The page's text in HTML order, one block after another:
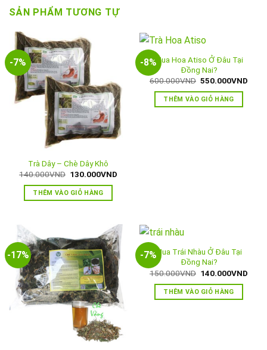
SẢN PHẨM TƯƠNG TỰ
-7%
Trà Dây – Chè Dây Khô
140.000VND Giá
là:
140.000VND.
130.000VND
THÊM VÀO GIỎ HÀNG
-8%Mua Hoa Atiso Ở Đâu Tại
Đồng Nai?
600.000VND Giá
là:
600.000VND.
550.000VND
THÊM VÀO GIỎ HÀNG
-17% -7% Mua Trái Nhàu Ở Đâu Tại
Đồng Nai?
150.000VND Giá
là:
150.000VND.
140.000VND
THÊM VÀO GIỎ HÀNG